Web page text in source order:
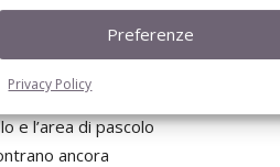
Preferenze
Privacy Policy
ma poi non ci sono
dell’uso degli Ab.
conseguente
e l’area di pascolo
ancora